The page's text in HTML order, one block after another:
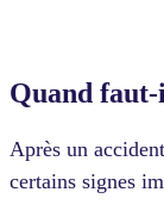
Quand
Après un
certains signes